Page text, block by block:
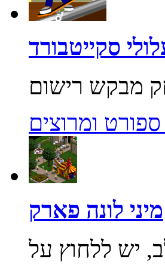
סקייטבורד
ומרוצים
מיני לונה פארק